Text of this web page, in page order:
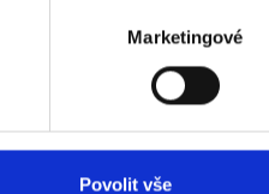
Marketingové
Povolit vše